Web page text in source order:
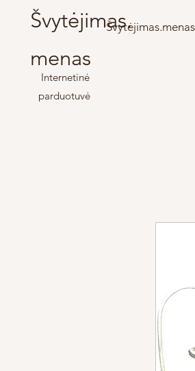
Švytėjimas.
menas
Švytėjimas.menas
Internetinė
parduotuvė